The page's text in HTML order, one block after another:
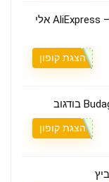
קופון 10$ הנחה מעל 80$ – AliExpress אלי
הצגת קופון
הצגת קופון